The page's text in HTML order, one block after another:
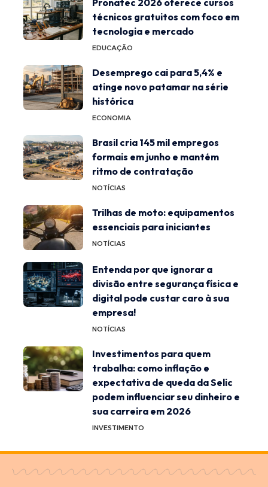
técnicos gratuitos com foco em
tecnologia e mercado
EDUCAÇÃO
Desemprego cai para 5,4% e
atinge novo patamar na série
histórica
ECONOMIA
Brasil cria 145 mil empregos
formais em junho e mantém
ritmo de contratação
NOTÍCIAS
Trilhas de moto: equipamentos
essenciais para iniciantes
NOTÍCIAS
Entenda por que ignorar a
divisão entre segurança física e
digital pode custar caro à sua
empresa!
NOTÍCIAS
Investimentos para quem
trabalha: como inflação e
expectativa de queda da Selic
podem influenciar seu dinheiro e
sua carreira em 2026
INVESTIMENTO